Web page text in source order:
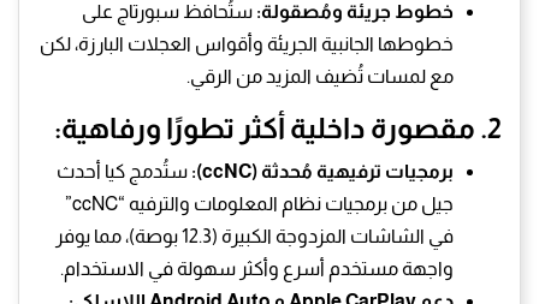
خطوط جريئة ومُصقولة: ستُحافظ سبورتاج على
خطوطها الجانبية الجريئة وأقواس العجلات البارزة، لكن
مع لمسات تُضيف المزيد من الرقي.
2. مقصورة داخلية أكثر تطورًا ورفاهية:
برمجيات ترفيهية مُحدثة (ccNC):
ستُدمج كيا أحدث
جيل من برمجيات نظام المعلومات والترفيه “ccNC”
في الشاشات المزدوجة الكبيرة (12.3 بوصة)، مما يوفر
واجهة مستخدم أسرع وأكثر سهولة في الاستخدام.